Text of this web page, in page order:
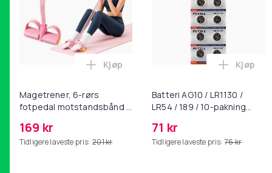
Magetrener, 6-rørs
fotpedal motstandsbånd -
yoga og
hjemmegymnastikk Pink
169 kr
Tidligere laveste pris: 201 kr
Legg Magetrener, 6-rørs fotpedal
Kjøp
Batteri AG10 / LR1130 /
LR54 / 189 / 10-pakning
71 kr
Tidligere laveste pris: 76 kr
Legg
Kjøp